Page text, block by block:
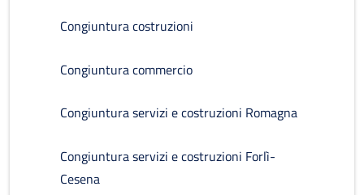
Congiuntura costruzioni
Congiuntura commercio
Congiuntura servizi e costruzioni Romagna
Congiuntura servizi e costruzioni Forlì-
Cesena